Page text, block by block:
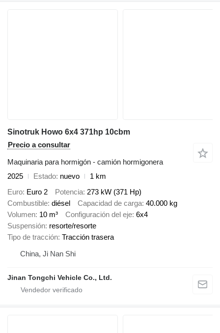
Sinotruk Howo 6x4 371hp 10cbm
Precio a consultar
Maquinaria para hormigón - camión hormigonera
2025
Estado nuevo
1 km
Euro Euro 2 Potencia 273 kW (371 Hp)
Combustible diésel Capacidad de carga 40.000 kg
Volumen 10 m³ Configuración del eje 6x4
Suspensión resorte/resorte
Tipo de tracción Tracción trasera
China, Ji Nan Shi
Jinan Tongchi Vehicle Co., Ltd.